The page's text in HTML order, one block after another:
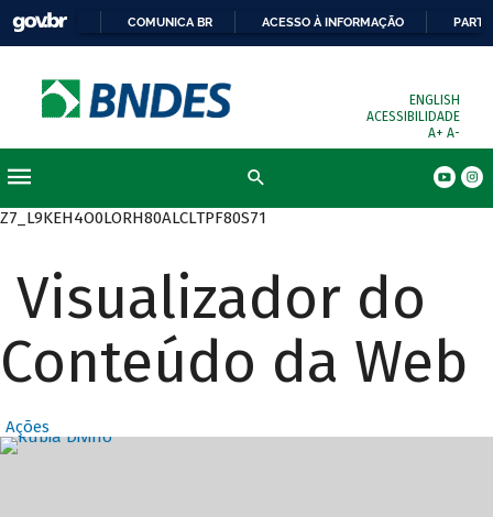
COMUNICA BR ACESSO À INFORMAÇÃO
ENGLISH
ACESSIBILIDADE
A+ A-
Z7_L9KEH4O0LORH80ALCLTPF80S71
Visualizador do
Conteúdo da Web
Ações
Destaques